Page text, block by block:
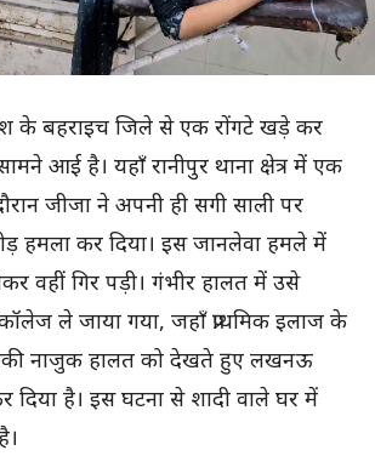
के बहराइच जिले से एक रोंगटे खड़े कर
आई है। यहाँ रानीपुर थाना क्षेत्र में एक
जीजा ने अपनी ही सगी साली पर
हमला कर दिया। इस जानलेवा हमले में
वहीं गिर पड़ी। गंभीर हालत में उसे
ले जाया गया, जहाँ प्राथमिक इलाज के
नाजुक हालत को देखते हुए लखनऊ
दिया है। इस घटना से शादी वाले घर में